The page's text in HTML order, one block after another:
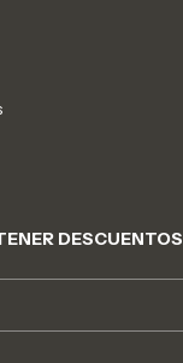
DESCUENTOS